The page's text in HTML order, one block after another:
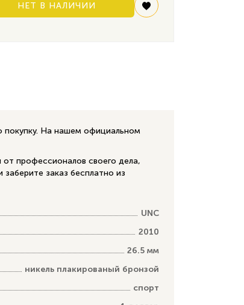
НЕТ В НАЛИЧИИ
покупку. На нашем официальном
профессионалов своего дела,
заказ бесплатно из
UNC
2010
26.5 мм
никель плакированый бронзой
спорт